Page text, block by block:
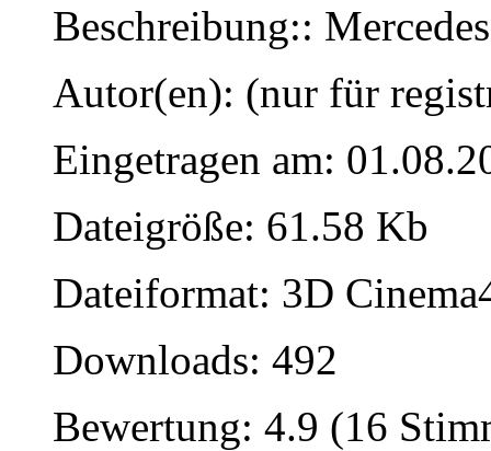
Beschreibung::
Autor(en): (nur für
Eingetragen am:
Dateigröße: 61.58 Kb
Dateiformat: 3D
Downloads: 492
Bewertung: 4.9 (16